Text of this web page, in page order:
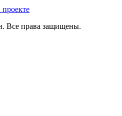
Все права защищены.